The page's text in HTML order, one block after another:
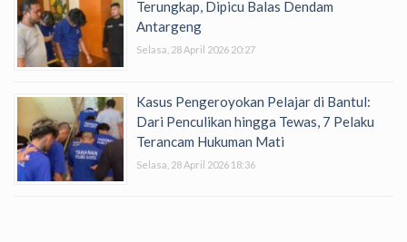
Terungkap, Dipicu Balas Dendam
Antargeng
Selasa, 28 April 2026 20:27
Kasus Pengeroyokan Pelajar di Bantul:
Dari Penculikan hingga Tewas, 7 Pelaku
Terancam Hukuman Mati
Selasa, 28 April 2026 18:36